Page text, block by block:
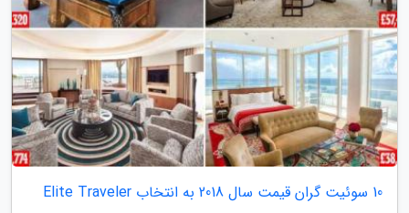
10 سوئیت گران قیمت سال 2018 به انتخاب Elite Traveler